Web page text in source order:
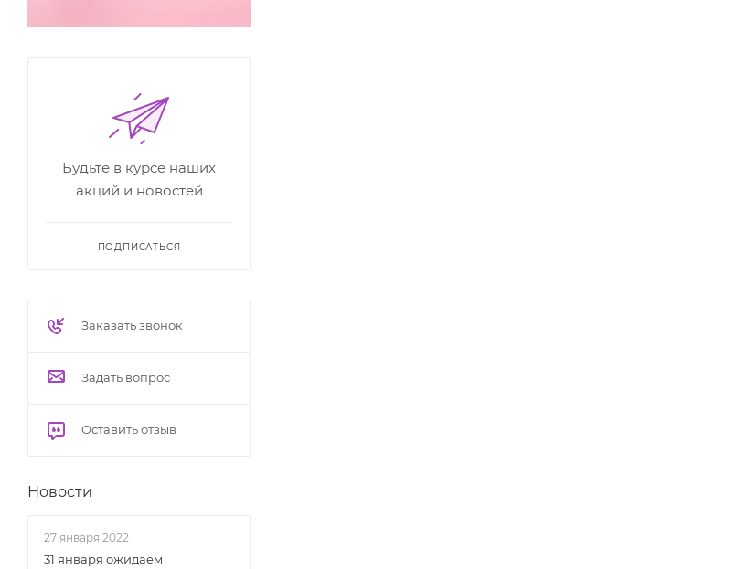
Будьте в курсе наших
акций и новостей
ПОДПИСАТЬСЯ
Заказать звонок
Задать вопрос
Оставить отзыв
Новости
27 января 2022
31 января ожидаем